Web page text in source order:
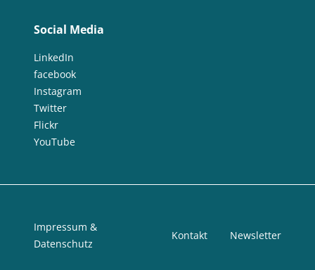
Social Media
LinkedIn
facebook
Instagram
Twitter
Flickr
YouTube
Impressum &
Datenschutz
Kontakt Newsletter